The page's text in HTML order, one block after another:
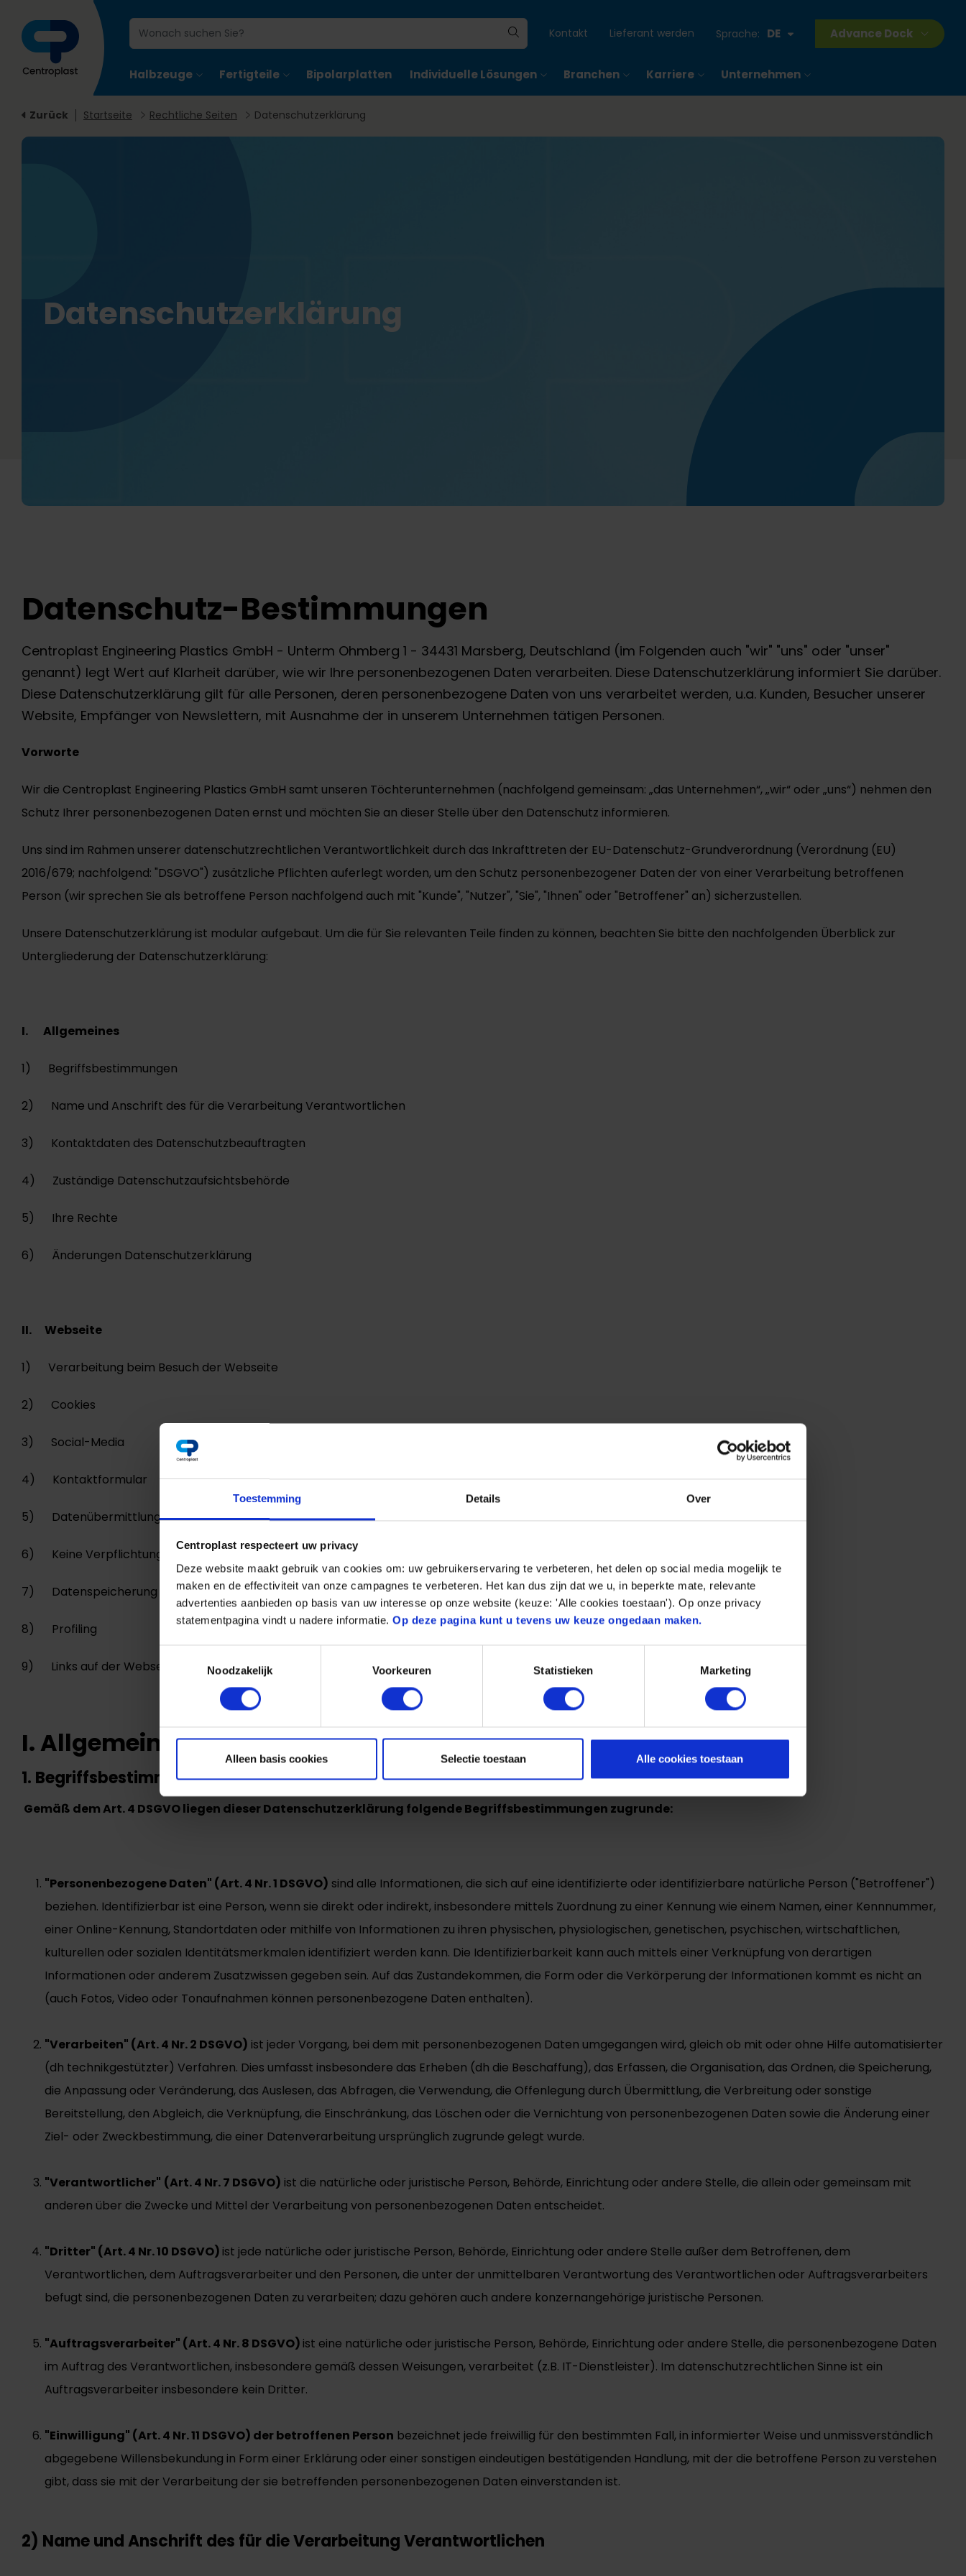
Toestemming Details Over
Centroplast respecteert uw privacy
Deze website maakt gebruik van cookies om: uw gebruikerservaring te verbeteren, het delen op social media mogelijk te
maken en de effectiviteit van onze campagnes te verbeteren. Het kan dus zijn dat we u, in beperkte mate, relevante
advertenties aanbieden op basis van uw interesse op onze website (keuze: 'Alle cookies toestaan'). Op onze privacy
statementpagina vindt u nadere informatie. Op deze pagina kunt u tevens uw keuze ongedaan maken.
Noodzakelijk
Voorkeuren Statistieken Marketing
Alleen basis cookies Selectie toestaan Alle cookies toestaan
Kontakt Lieferant werden Sprache: DE Advance Dock
Halbzeuge Fertigteile Bipolarplatten Individuelle Lösungen Branchen Karriere Unternehmen
Zurück Startseite Rechtliche Seiten Datenschutzerklärung
Datenschutzerklärung
Datenschutz-Bestimmungen
Centroplast Engineering Plastics GmbH - Unterm Ohmberg 1 - 34431 Marsberg, Deutschland (im Folgenden auch "wir" "uns" oder "unser"
genannt) legt Wert auf Klarheit darüber, wie wir Ihre personenbezogenen Daten verarbeiten. Diese Datenschutzerklärung informiert Sie darüber.
Diese Datenschutzerklärung gilt für alle Personen, deren personenbezogene Daten von uns verarbeitet werden, u.a. Kunden, Besucher unserer
Website, Empfänger von Newslettern, mit Ausnahme der in unserem Unternehmen tätigen Personen.
Vorworte
Wir die Centroplast Engineering Plastics GmbH samt unseren Töchterunternehmen (nachfolgend gemeinsam: „das Unternehmen“, „wir“ oder „uns“) nehmen den
Schutz Ihrer personenbezogenen Daten ernst und möchten Sie an dieser Stelle über den Datenschutz informieren.
Uns sind im Rahmen unserer datenschutzrechtlichen Verantwortlichkeit durch das Inkrafttreten der EU-Datenschutz-Grundverordnung (Verordnung (EU)
2016/679; nachfolgend: "DSGVO") zusätzliche Pflichten auferlegt worden, um den Schutz personenbezogener Daten der von einer Verarbeitung betroffenen
Person (wir sprechen Sie als betroffene Person nachfolgend auch mit "Kunde", "Nutzer", "Sie", "Ihnen" oder "Betroffener" an) sicherzustellen.
Unsere Datenschutzerklärung ist modular aufgebaut. Um die für Sie relevanten Teile finden zu können, beachten Sie bitte den nachfolgenden Überblick zur
Untergliederung der Datenschutzerklärung:
I. Allgemeines
1) Begriffsbestimmungen
2) Name und Anschrift des für die Verarbeitung Verantwortlichen
3) Kontaktdaten des Datenschutzbeauftragten
4) Zuständige Datenschutzaufsichtsbehörde
5) Ihre Rechte
6) Änderungen Datenschutzerklärung
II. Webseite
1) Verarbeitung beim Besuch der Webseite
2) Cookies
3) Social-Media
4) Kontaktformular
5) Datenübermittlung
6) Keine Verpflichtung zur Bereitstellung personenbezogener Daten
7) Datenspeicherung
8) Profiling
9) Links auf der Webseite
I. Allgemeines
1. Begriffsbestimmungen
Gemäß dem Art. 4 DSGVO liegen dieser Datenschutzerklärung folgende Begriffsbestimmungen zugrunde:
"Personenbezogene Daten" (Art. 4 Nr. 1 DSGVO) sind alle Informationen, die sich auf eine identifizierte oder identifizierbare natürliche Person ("Betroffener")
beziehen. Identifizierbar ist eine Person, wenn sie direkt oder indirekt, insbesondere mittels Zuordnung zu einer Kennung wie einem Namen, einer Kennnummer,
einer Online-Kennung, Standortdaten oder mithilfe von Informationen zu ihren physischen, physiologischen, genetischen, psychischen, wirtschaftlichen,
kulturellen oder sozialen Identitätsmerkmalen identifiziert werden kann. Die Identifizierbarkeit kann auch mittels einer Verknüpfung von derartigen
Informationen oder anderem Zusatzwissen gegeben sein. Auf das Zustandekommen, die Form oder die Verkörperung der Informationen kommt es nicht an
(auch Fotos, Video oder Tonaufnahmen können personenbezogene Daten enthalten).
"Verarbeiten" (Art. 4 Nr. 2 DSGVO) ist jeder Vorgang, bei dem mit personenbezogenen Daten umgegangen wird, gleich ob mit oder ohne Hilfe automatisierter
(dh technikgestützter) Verfahren. Dies umfasst insbesondere das Erheben (dh die Beschaffung), das Erfassen, die Organisation, das Ordnen, die Speicherung,
die Anpassung oder Veränderung, das Auslesen, das Abfragen, die Verwendung, die Offenlegung durch Übermittlung, die Verbreitung oder sonstige
Bereitstellung, den Abgleich, die Verknüpfung, die Einschränkung, das Löschen oder die Vernichtung von personenbezogenen Daten sowie die Änderung einer
Ziel- oder Zweckbestimmung, die einer Datenverarbeitung ursprünglich zugrunde gelegt wurde.
"Verantwortlicher" (Art. 4 Nr. 7 DSGVO) ist die natürliche oder juristische Person, Behörde, Einrichtung oder andere Stelle, die allein oder gemeinsam mit
anderen über die Zwecke und Mittel der Verarbeitung von personenbezogenen Daten entscheidet.
"Dritter" (Art. 4 Nr. 10 DSGVO) ist jede natürliche oder juristische Person, Behörde, Einrichtung oder andere Stelle außer dem Betroffenen, dem
Verantwortlichen, dem Auftragsverarbeiter und den Personen, die unter der unmittelbaren Verantwortung des Verantwortlichen oder Auftragsverarbeiters
befugt sind, die personenbezogenen Daten zu verarbeiten; dazu gehören auch andere konzernangehörige juristische Personen.
"Auftragsverarbeiter" (Art. 4 Nr. 8 DSGVO) ist eine natürliche oder juristische Person, Behörde, Einrichtung oder andere Stelle, die personenbezogene Daten
im Auftrag des Verantwortlichen, insbesondere gemäß dessen Weisungen, verarbeitet (z.B. IT-Dienstleister). Im datenschutzrechtlichen Sinne ist ein
Auftragsverarbeiter insbesondere kein Dritter.
"Einwilligung" (Art. 4 Nr. 11 DSGVO) der betroffenen Person bezeichnet jede freiwillig für den bestimmten Fall, in informierter Weise und unmissverständlich
abgegebene Willensbekundung in Form einer Erklärung oder einer sonstigen eindeutigen bestätigenden Handlung, mit der die betroffene Person zu verstehen
gibt, dass sie mit der Verarbeitung der sie betreffenden personenbezogenen Daten einverstanden ist.
2) Name und Anschrift des für die Verarbeitung Verantwortlichen